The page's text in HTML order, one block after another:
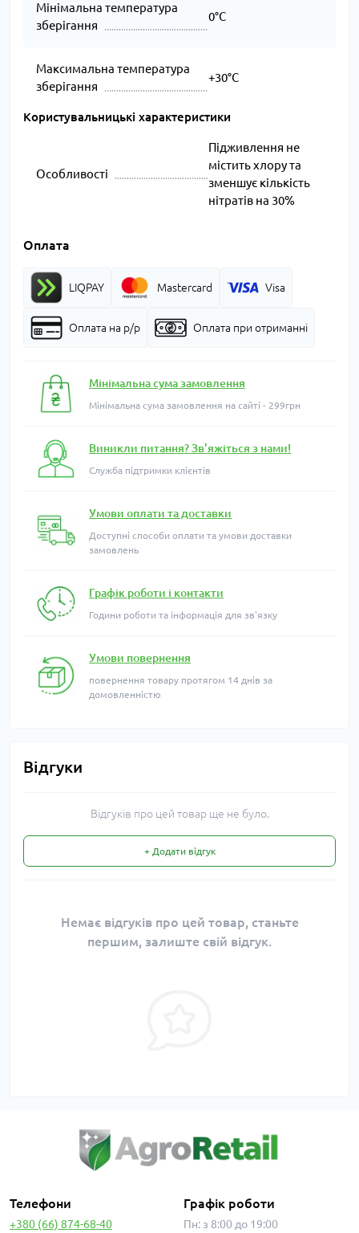
Мінімальна температура
зберігання
0°C
Максимальна температура
зберігання
+30°C
Користувальницькі характеристики
Особливості
Підживлення не
містить хлору та
зменшує кількість
нітратів на 30%
Оплата
LIQPAY Mastercard Visa
Оплата на р/р Оплата при отриманні
Мінімальна сума замовлення
Мінімальна сума замовлення на сайті - 299грн
Виникли питання? Зв'яжіться з нами!
Служба підтримки клієнтів
Умови оплати та доставки
Доступні способи оплати та умови доставки
замовлень
Графік роботи і контакти
Години роботи та інформація для зв'язку
Умови повернення
повернення товару протягом 14 днів за
домовленністю
Відгуки
Відгуків про цей товар ще не було.
+ Додати відгук
Немає відгуків про цей товар, станьте
першим, залиште свій відгук.
Телефони
+380 (66) 874-68-40
Графік роботи
Пн: з 8:00 до 19:00